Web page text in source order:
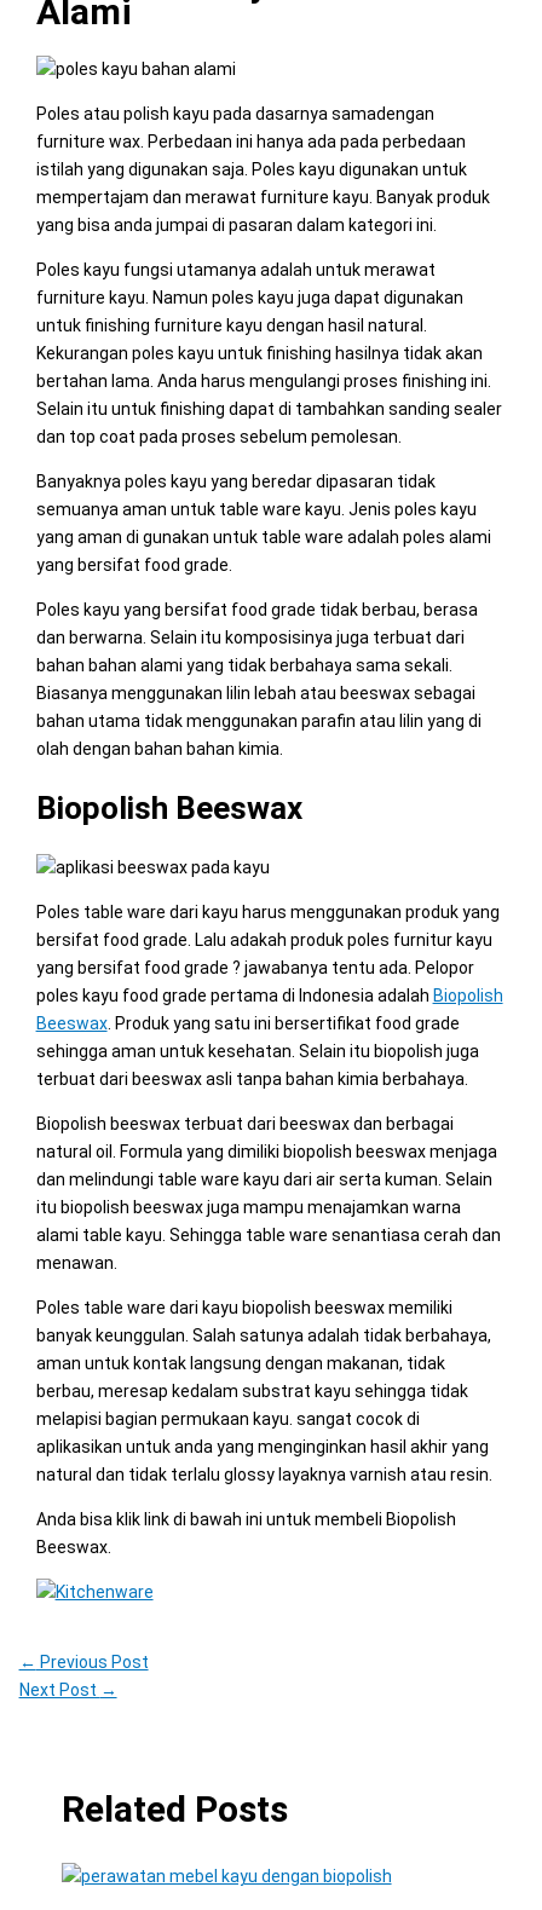
Alami
Poles atau polish kayu pada dasarnya samadengan
furniture wax. Perbedaan ini hanya ada pada perbedaan
istilah yang digunakan saja. Poles kayu digunakan untuk
mempertajam dan merawat furniture kayu. Banyak produk
yang bisa anda jumpai di pasaran dalam kategori ini.
Poles kayu fungsi utamanya adalah untuk merawat
furniture kayu. Namun poles kayu juga dapat digunakan
untuk finishing furniture kayu dengan hasil natural.
Kekurangan poles kayu untuk finishing hasilnya tidak akan
bertahan lama. Anda harus mengulangi proses finishing ini.
Selain itu untuk finishing dapat di tambahkan sanding sealer
dan top coat pada proses sebelum pemolesan.
Banyaknya poles kayu yang beredar dipasaran tidak
semuanya aman untuk table ware kayu. Jenis poles kayu
yang aman di gunakan untuk table ware adalah poles alami
yang bersifat food grade.
Poles kayu yang bersifat food grade tidak berbau, berasa
dan berwarna. Selain itu komposisinya juga terbuat dari
bahan bahan alami yang tidak berbahaya sama sekali.
Biasanya menggunakan lilin lebah atau beeswax sebagai
bahan utama tidak menggunakan parafin atau lilin yang di
olah dengan bahan bahan kimia.
Biopolish Beeswax
Poles table ware dari kayu harus menggunakan produk yang
bersifat food grade. Lalu adakah produk poles furnitur kayu
yang bersifat food grade ? jawabanya tentu ada. Pelopor
poles kayu food grade pertama di Indonesia adalah Biopolish
Beeswax. Produk yang satu ini bersertifikat food grade
sehingga aman untuk kesehatan. Selain itu biopolish juga
terbuat dari beeswax asli tanpa bahan kimia berbahaya.
Biopolish beeswax terbuat dari beeswax dan berbagai
natural oil. Formula yang dimiliki biopolish beeswax menjaga
dan melindungi table ware kayu dari air serta kuman. Selain
itu biopolish beeswax juga mampu menajamkan warna
alami table kayu. Sehingga table ware senantiasa cerah dan
menawan.
Poles table ware dari kayu biopolish beeswax memiliki
banyak keunggulan. Salah satunya adalah tidak berbahaya,
aman untuk kontak langsung dengan makanan, tidak
berbau, meresap kedalam substrat kayu sehingga tidak
melapisi bagian permukaan kayu. sangat cocok di
aplikasikan untuk anda yang menginginkan hasil akhir yang
natural dan tidak terlalu glossy layaknya varnish atau resin.
Anda bisa klik link di bawah ini untuk membeli Biopolish
Beeswax.
← Previous Post
Next Post →
Related Posts